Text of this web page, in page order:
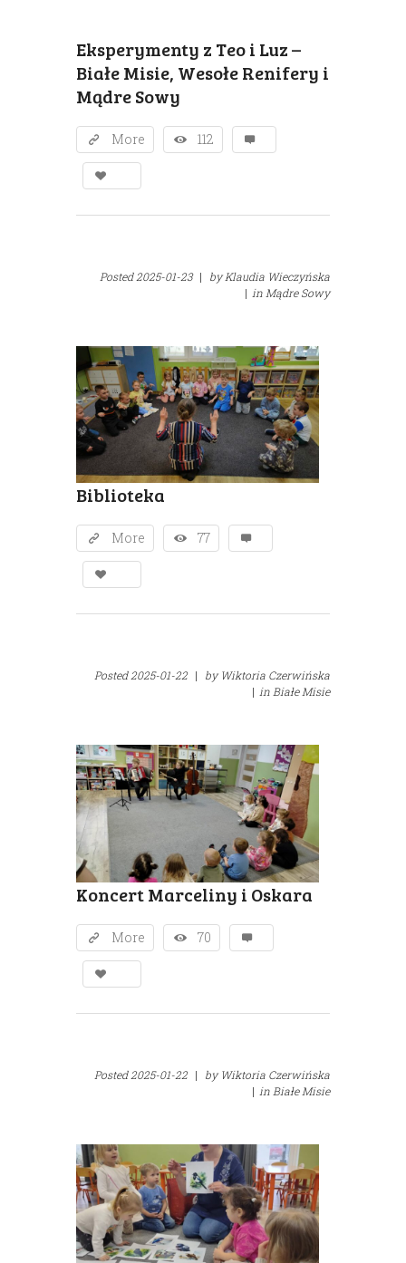
Eksperymenty z Teo i Luz –
Białe Misie, Wesołe Renifery i
Mądre Sowy
More 112
Posted2025-01-23 | byKlaudia Wieczyńska
| inMądre Sowy
Biblioteka
More 77
Posted2025-01-22 | byWiktoria Czerwińska
| inBiałe Misie
Koncert Marceliny i Oskara
More 70
Posted2025-01-22 | byWiktoria Czerwińska
| in Białe Misie